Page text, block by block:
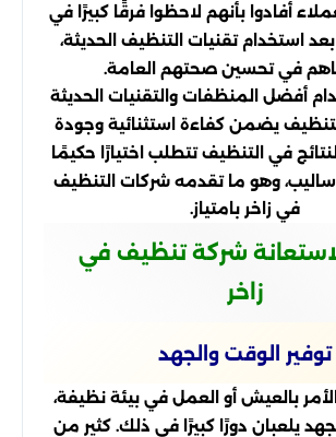
أفادوا بأنهم لاحظوا فرقًا كبيرًا في
استخدام تقنيات التنظيف الحديثة،
في تحسين صحتهم العامة.
أفضل المنظفات والتقنيات الحديثة
يضمن كفاءة استثنائية وجودة
في التنظيف تتطلب اختيارًا حكيمًا
وهو ما تقدمه شركات التنظيف
في زاخر بامتياز.
شركة تنظيف في
زاخر
توفير الوقت والجهد
بالعيش أو العمل في بيئة نظيفة،
يلعبان دورًا كبيرًا في ذلك. كثير من